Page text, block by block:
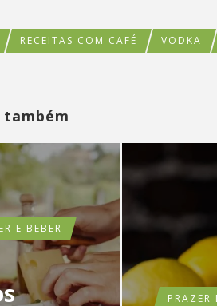
RECEITAS COM CAFÉ VODKA
E BEBER
PRAZER